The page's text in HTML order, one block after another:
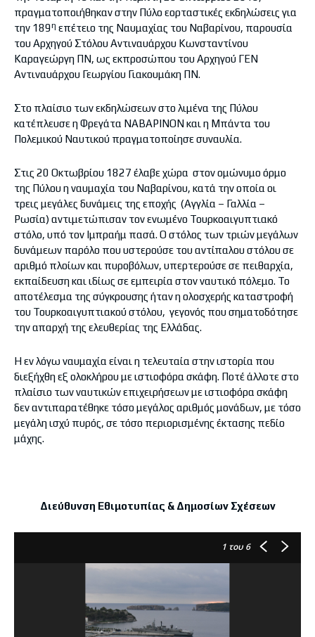
πραγματοποιήθηκαν στην Πύλο εορταστικές εκδηλώσεις για
την 189η επέτειο της Ναυμαχίας του Ναβαρίνου, παρουσία
του Αρχηγού Στόλου Αντιναυάρχου Κωνσταντίνου
Καραγεώργη ΠΝ, ως εκπροσώπου του Αρχηγού ΓΕΝ
Αντιναυάρχου Γεωργίου Γιακουμάκη ΠΝ.
Στο πλαίσιο των εκδηλώσεων στο λιμένα της Πύλου
κατέπλευσε η Φρεγάτα ΝΑΒΑΡΙΝΟΝ και η Μπάντα του
Πολεμικού Ναυτικού πραγματοποίησε συναυλία.
Στις 20 Οκτωβρίου 1827 έλαβε χώρα στον ομώνυμο όρμο
της Πύλου η ναυμαχία του Ναβαρίνου, κατά την οποία οι
τρεις μεγάλες δυνάμεις της εποχής (Αγγλία – Γαλλία –
Ρωσία) αντιμετώπισαν τον ενωμένο Τουρκοαιγυπτιακό
στόλο, υπό τον Ιμπραήμ πασά. Ο στόλος των τριών μεγάλων
δυνάμεων παρόλο που υστερούσε του αντίπαλου στόλου σε
αριθμό πλοίων και πυροβόλων, υπερτερούσε σε πειθαρχία,
εκπαίδευση και ιδίως σε εμπειρία στον ναυτικό πόλεμο. Το
αποτέλεσμα της σύγκρουσης ήταν η ολοσχερής καταστροφή
του Τουρκοαιγυπτιακού στόλου, γεγονός που σηματοδότησε
την απαρχή της ελευθερίας της Ελλάδας.
Η εν λόγω ναυμαχία είναι η τελευταία στην ιστορία που
διεξήχθη εξ ολοκλήρου με ιστιοφόρα σκάφη. Ποτέ άλλοτε στο
πλαίσιο των ναυτικών επιχειρήσεων με ιστιοφόρα σκάφη
δεν αντιπαρατέθηκε τόσο μεγάλος αριθμός μονάδων, με τόσο
μεγάλη ισχύ πυρός, σε τόσο περιορισμένης έκτασης πεδίο
μάχης.
Διεύθυνση Εθιμοτυπίας & Δημοσίων Σχέσεων
1 του 6